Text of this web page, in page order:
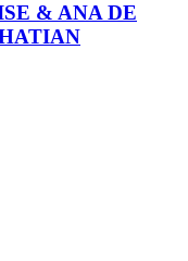
& ANA DE